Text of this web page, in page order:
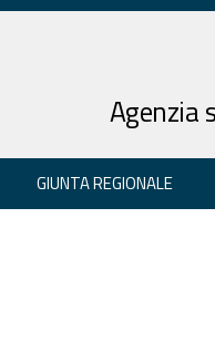
Agenzia
GIUNTA REGIONALE